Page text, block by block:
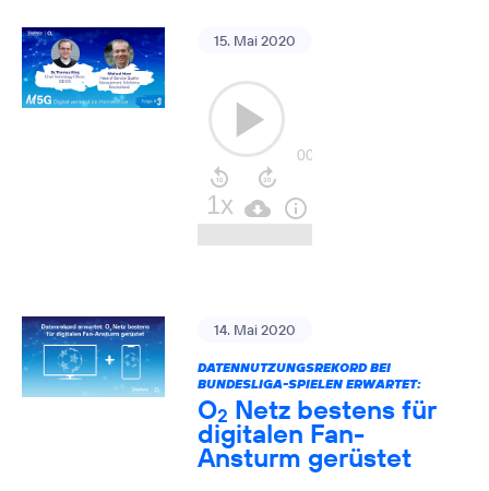
15. Mai 2020
14. Mai 2020
DATENNUTZUNGSREKORD BEI
BUNDESLIGA-SPIELEN ERWARTET:
O2 Netz bestens für
digitalen Fan-
Ansturm gerüstet